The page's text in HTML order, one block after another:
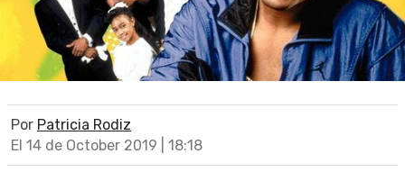
Por Patricia Rodiz
El 14 de October 2019 | 18:18